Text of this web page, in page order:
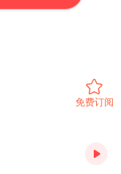
免费订阅